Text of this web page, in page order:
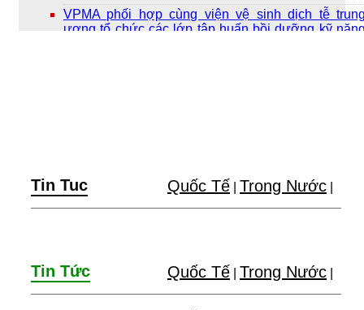
VPMA phối hợp cùng viện vệ sinh dịch tễ
ương tổ chức các lớp tập huấn bồi dưỡng kỹ
Tin Tuc Quốc Tế Trong Nước
Tin Tức Quốc Tế Trong Nước